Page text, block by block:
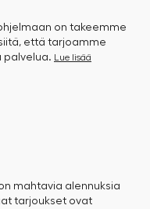
on takeemme
että tarjoamme
palvelua. Lue lisää
mahtavia alennuksia
tarjoukset ovat